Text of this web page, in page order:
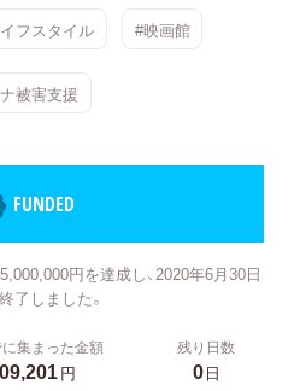
フスタイル #映画館
被害支援
FUNDED
円を達成し、2020年6月30日
了しました。
集まった金額
円
残り日数
0日